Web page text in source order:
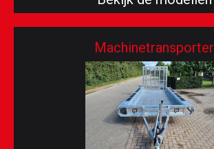
Machinetransporter